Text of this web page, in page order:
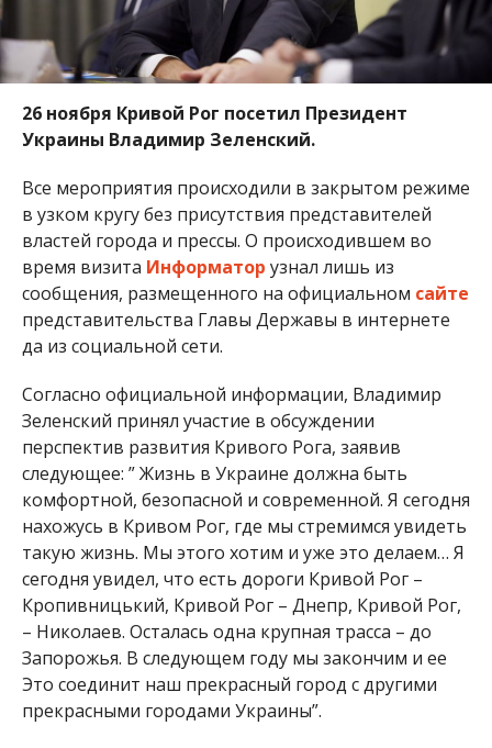
26 ноября Кривой Рог посетил Президент
Украины Владимир Зеленский.
Все мероприятия происходили в закрытом режиме
в узком кругу без присутствия представителей
властей города и прессы. О происходившем во
время визита Информатор узнал лишь из
сообщения, размещенного на официальном сайте
представительства Главы Державы в интернете
да из социальной сети.
Согласно официальной информации, Владимир
Зеленский принял участие в обсуждении
перспектив развития Кривого Рога, заявив
следующее: ” Жизнь в Украине должна быть
комфортной, безопасной и современной. Я сегодня
нахожусь в Кривом Рог, где мы стремимся увидеть
такую жизнь. Мы этого хотим и уже это делаем… Я
сегодня увидел, что есть дороги Кривой Рог –
Кропивницький, Кривой Рог – Днепр, Кривой Рог,
– Николаев. Осталась одна крупная трасса – до
Запорожья. В следующем году мы закончим и ее
Это соединит наш прекрасный город с другими
прекрасными городами Украины”.